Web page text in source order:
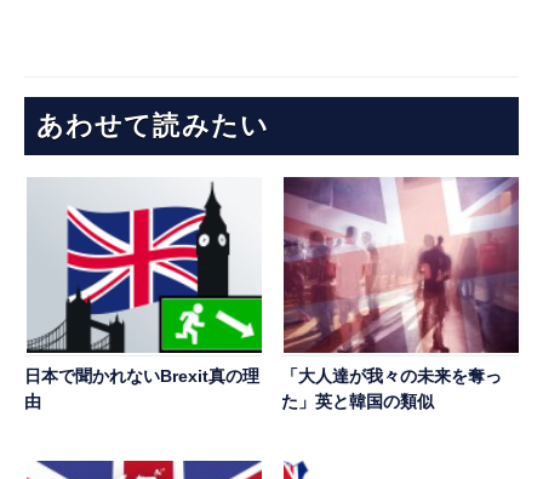
あわせて読みたい
日本で聞かれないBrexit真の理
由
「大人達が我々の未来を奪っ
た」英と韓国の類似